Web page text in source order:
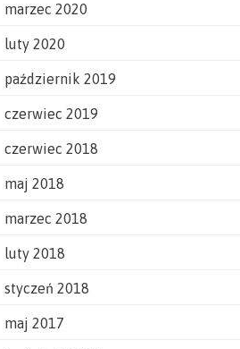
marzec 2020
luty 2020
październik 2019
czerwiec 2019
czerwiec 2018
maj 2018
marzec 2018
luty 2018
styczeń 2018
maj 2017